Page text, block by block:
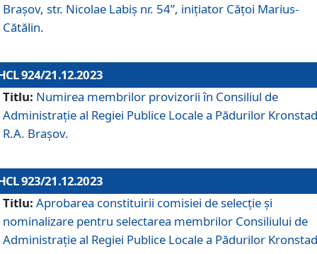
Brașov, str. Nicolae Labiș nr. 54”, inițiator Cățoi Marius-
Cătălin.
924/21.12.2023
Titlu: Numirea membrilor provizorii în Consiliul de
Administraţie al Regiei Publice Locale a Pădurilor
R.A. Brașov.
923/21.12.2023
Titlu: Aprobarea constituirii comisiei de selecție și
nominalizare pentru selectarea membrilor Consiliului de
Administrație al Regiei Publice Locale a Pădurilor